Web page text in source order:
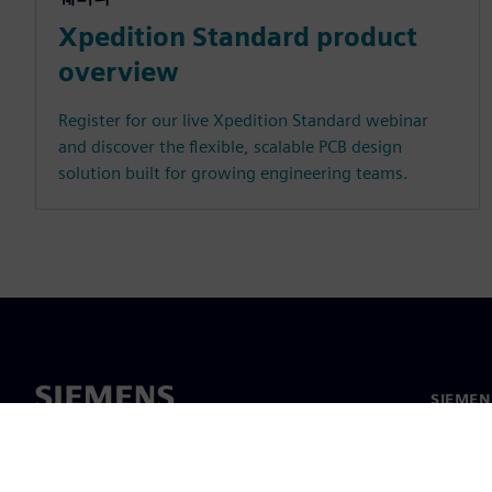
Xpedition Standard product
overview
Register for our live Xpedition Standard webinar
and discover the flexible, scalable PCB design
solution built for growing engineering teams.